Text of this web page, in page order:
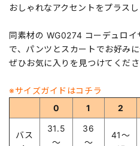
おしゃれなアクセントをプラスし
同素材の WG0274 コーデュロ
で、パンツとスカートでお好みに
ぜひお気に入りを見つけてくだ
※サイズガイドはコチラ
0
1 2
バス
31.5
～
36
～
41～